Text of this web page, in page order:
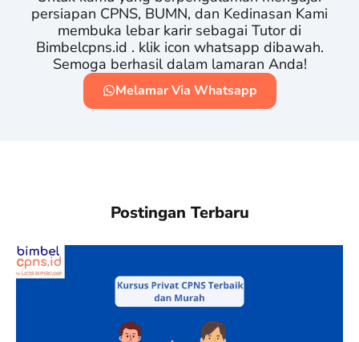
persiapan CPNS, BUMN, dan Kedinasan Kami
membuka lebar karir sebagai Tutor di
Bimbelcpns.id . klik icon whatsapp dibawah.
Semoga berhasil dalam lamaran Anda!
Melamar Via Whatsapp
Postingan Terbaru